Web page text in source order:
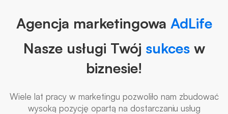
Agencja marketingowa AdLife
Nasze usługi Twój sukcesw
biznesie!
Wiele lat pracy w marketingu pozwoliło nam zbudować
wysoką pozycję opartą na dostarczaniu usług